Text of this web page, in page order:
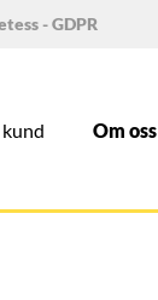
- GDPR
Om oss